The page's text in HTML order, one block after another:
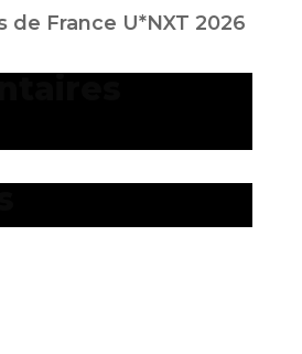
de France U*NXT 2026